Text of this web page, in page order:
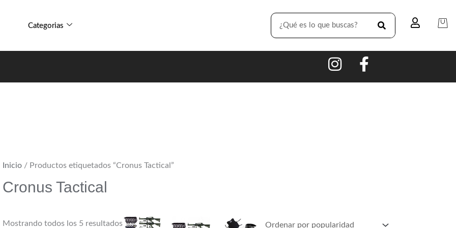
Categorias
SEARCH
Inicio/ Productos etiquetados “Cronus Tactical”
Cronus Tactical
Mostrando todos los 5 resultados